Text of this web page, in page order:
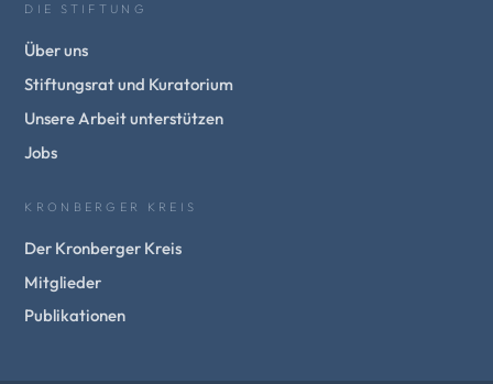
DIE STIFTUNG
Über uns
Stiftungsrat und Kuratorium
Unsere Arbeit unterstützen
Jobs
KRONBERGER KREIS
Der Kronberger Kreis
Mitglieder
Publikationen